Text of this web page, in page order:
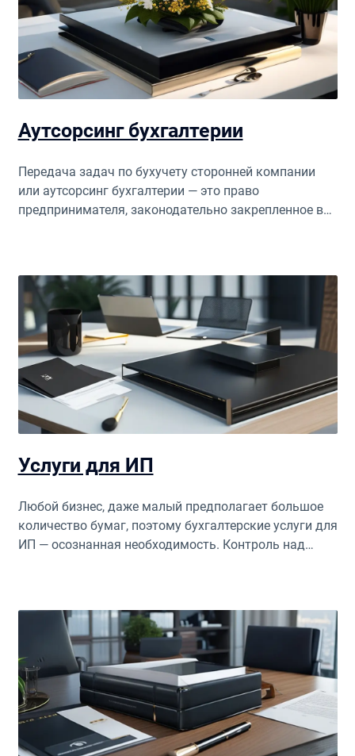
Аутсорсинг бухгалтерии
Передача задач по бухучету сторонней компании
или аутсорсинг бухгалтерии — это право
предпринимателя, законодательно закрепленное в
Услуги для ИП
Любой бизнес, даже малый предполагает большое
количество бумаг, поэтому бухгалтерские услуги для
ИП — осознанная необходимость. Контроль над